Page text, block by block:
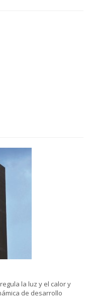
la luz y el calor y
de desarrollo